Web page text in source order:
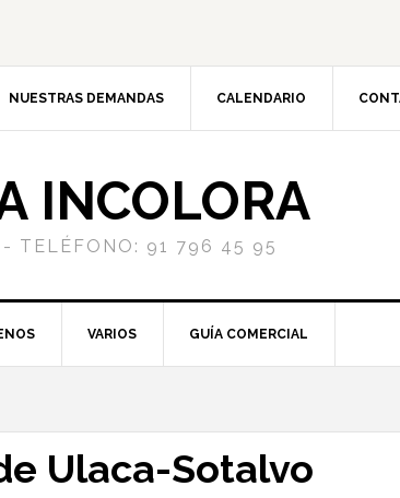
NUESTRAS DEMANDAS CALENDARIO
INCOLORA
TELÉFONO: 91 796 45 95
VARIOS GUÍA COMERCIAL
Ulaca-Sotalvo